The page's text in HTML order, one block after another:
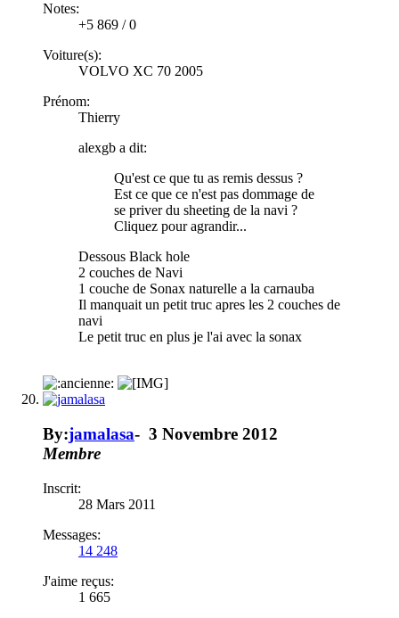
Notes:
+5 869 /0
Voiture(s):
VOLVO XC 70 2005
Prénom:
Thierry
alexgb a dit:
Qu'est ce que tu as remis dessus ?
Est ce que ce n'est pas dommage de
se priver du sheeting de la navi ?
Cliquez pour agrandir...
Dessous Black hole
2 couches de Navi
1 couche de Sonax naturelle a la carnauba
Il manquait un petit truc apres les 2 couches de
navi
Le petit truc en plus je l'ai avec la sonax
By:jamalasa- 3 Novembre 2012
Membre
Inscrit:
28 Mars 2011
Messages:
14 248
J'aime reçus:
1 665